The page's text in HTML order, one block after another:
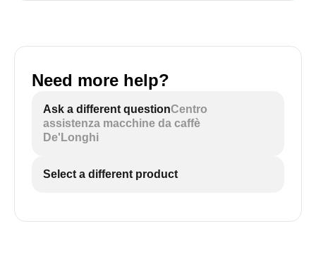
Need more help?
Ask a different questionCentro
assistenza macchine da caffè
De'Longhi
Select a different product